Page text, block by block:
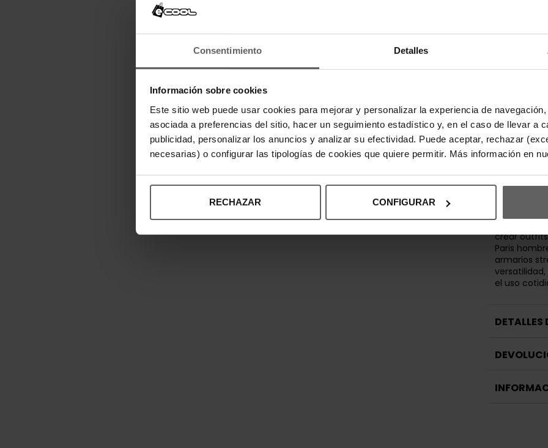
Consentimiento Detalles
Información sobre cookies
Este sitio web puede usar cookies para mejorar y personalizar la experiencia de
asociada a preferencias del sitio, hacer un seguimiento estadístico y, en el caso de llevar a
publicidad, personalizar los anuncios y analizar su efectividad. Puede aceptar, rechazar
necesarias) o configurar las tipologías de cookies que quiere permitir. Más información en
RECHAZAR CONFIGURAR
refuerza
bermuda
acabado
España.
Diseñada
streetwear
estilismos
aportan
crear
Paris
armarios
el uso
DETALLES